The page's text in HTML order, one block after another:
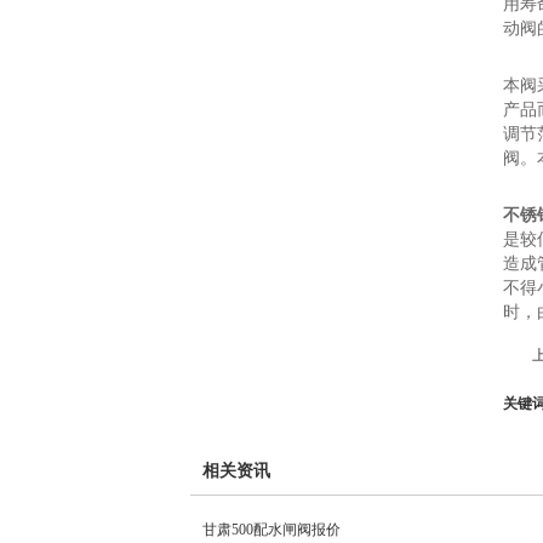
用寿
动阀
本阀
产品
调节
阀。
不锈
是较
造成
不得
时，
关键
相关资讯
甘肃500配水闸阀报价